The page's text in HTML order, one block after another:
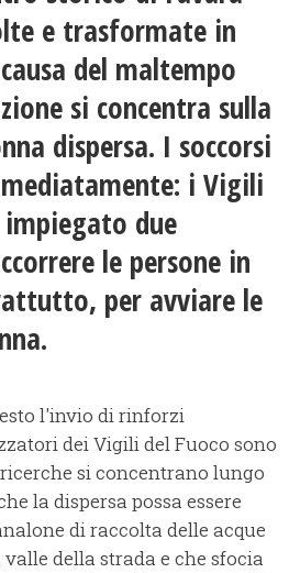
e trasformate in
del maltempo
si concentra sulla
dispersa. I soccorsi
i Vigili
impiegato due
le persone in
per avviare le
l'invio di rinforzi
dei Vigili del Fuoco sono
si concentrano lungo
la dispersa possa essere
di raccolta delle acque
della strada e che sfocia